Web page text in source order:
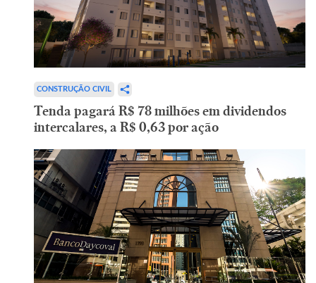
CONSTRUÇÃO CIVIL
Tenda pagará R$ 78 milhões em dividendos
intercalares, a R$ 0,63 por ação